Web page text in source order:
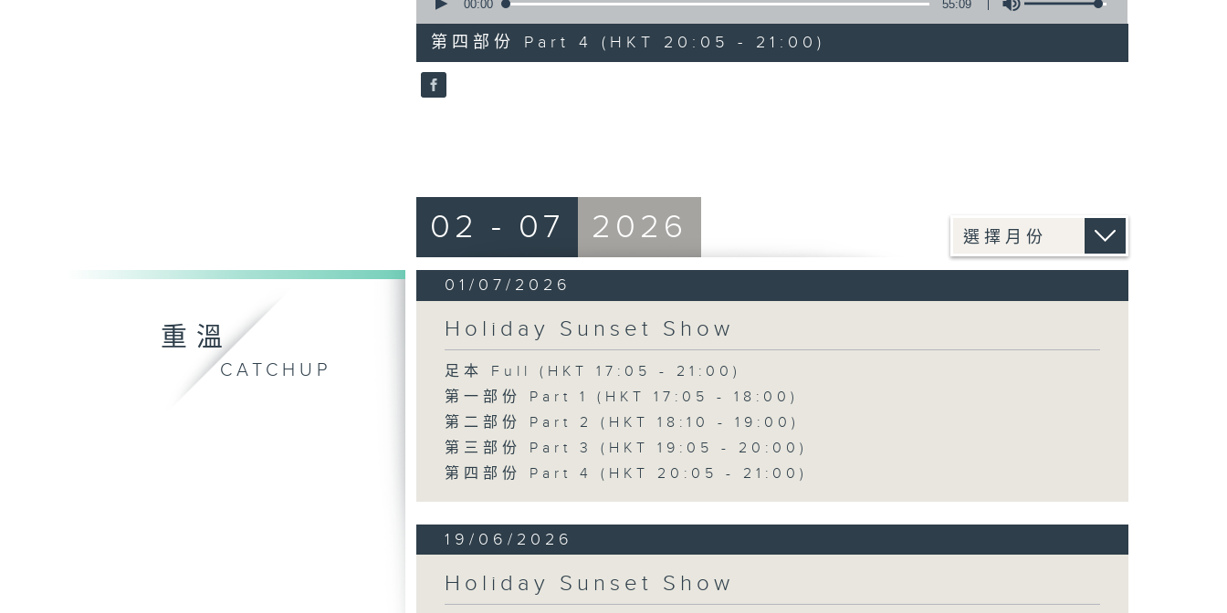
seconds
55
minutes,
9
seconds
90%
00:00 55:09
第四部份 Part 4 (HKT 20:05 - 21:00)
重溫
CATCHUP
02 - 07 2026
01/07/2026
Holiday Sunset Show
足本 Full (HKT 17:05 - 21:00)
第一部份 Part 1 (HKT 17:05 - 18:00)
第二部份 Part 2 (HKT 18:10 - 19:00)
第三部份 Part 3 (HKT 19:05 - 20:00)
第四部份 Part 4 (HKT 20:05 - 21:00)
19/06/2026
Holiday Sunset Show